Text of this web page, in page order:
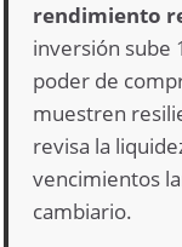
rendimiento
inversión sube
poder de
muestren
revisa la
vencimientos
cambiario.